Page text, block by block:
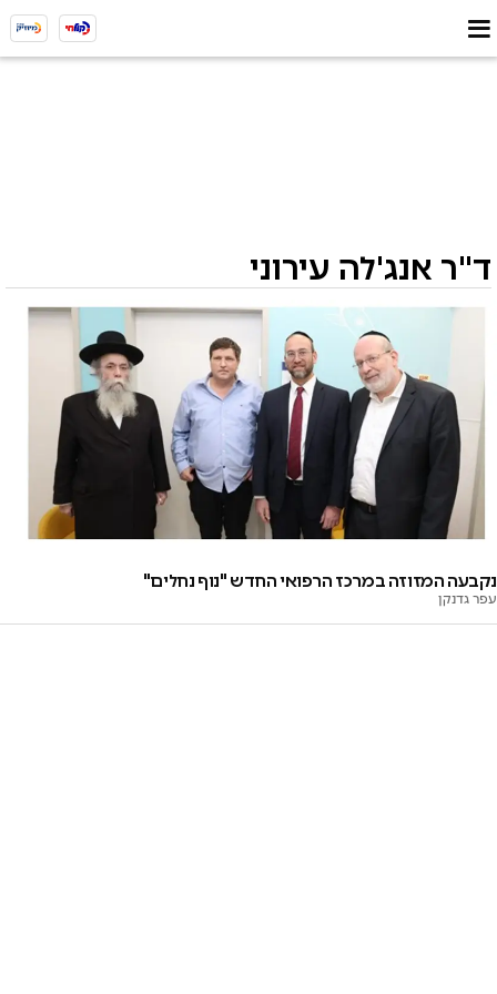
ד"ר אנג'לה עירוני
נקבעה המזוזה במרכז הרפואי החדש "נוף נחלים"
עפר גדנקן